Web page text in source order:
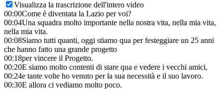
Visualizza la trascrizione dell'intero video
00:00Come è diventata la Lazio per voi?
00:04Una squadra molto importante nella nostra vita, nella mia vita,
nella mia vita.
00:08Siamo tutti quanti, oggi stiamo qua per festeggiare un 25 anni
che hanno fatto una grande progetto
00:18per vincere il Progetto.
00:20E siamo molto contenti di stare qua e vedere i vecchi amici,
00:24e tante volte ho venuto per la sua necessità e il suo lavoro.
00:30E allora ci vediamo molto poco.